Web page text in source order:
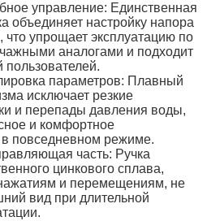
управление: Единственная
объединяет настройку напора
упрощает эксплуатацию по
аналогами и подходит
пользователей.
параметров: Плавный
исключает резкие
и перепады давления воды,
и комфортное
повседневном режиме.
часть: Ручка
цинкового сплава,
и перемещениям, не
вид при длительной